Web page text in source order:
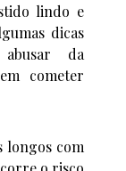
lindo e
dicas
da
cometer
longos com